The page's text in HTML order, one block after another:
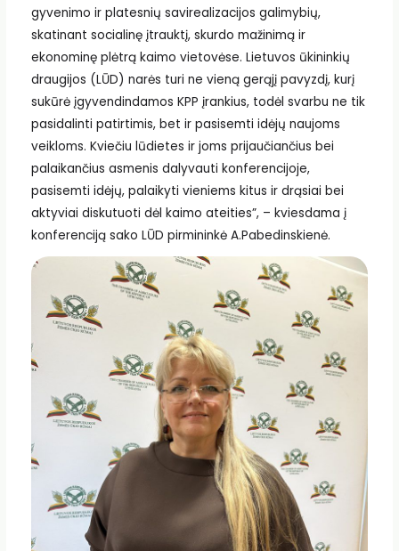
gyvenimo ir platesnių savirealizacijos galimybių,
skatinant socialinę įtrauktį, skurdo mažinimą ir
ekonominę plėtrą kaimo vietovėse. Lietuvos ūkininkių
draugijos (LŪD) narės turi ne vieną gerąjį pavyzdį, kurį
sukūrė įgyvendindamos KPP įrankius, todėl svarbu ne tik
pasidalinti patirtimis, bet ir pasisemti idėjų naujoms
veikloms. Kviečiu lūdietes ir joms prijaučiančius bei
palaikančius asmenis dalyvauti konferencijoje,
pasisemti idėjų, palaikyti vieniems kitus ir drąsiai bei
aktyviai diskutuoti dėl kaimo ateities”, – kviesdama į
konferenciją sako LŪD pirmininkė A.Pabedinskienė.